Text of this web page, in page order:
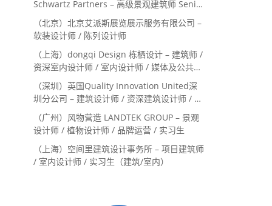
Schwartz Partners – 高级景观建筑师 Senior
Landscape Designer / 景观建筑师
Landscape Designer
（北京）北京艾派斯展览展示服务有限公司 –
软装设计师 / 陈列设计师
（上海）dongqi Design 栋栖设计 – 建筑师 /
资深室内设计师 / 室内设计师 / 媒体及公共关
系主管 / 设计实习生（常年招聘）
（深圳）英国Quality Innovation United深
圳分公司 – 建筑设计师 / 资深建筑设计师 / 室
内设计师 / 设计实习生
（广州）风物营造 LANDTEK GROUP – 景观
设计师 / 植物设计师 / 品牌运营 / 实习生
（上海）空间里建筑设计事务所 – 项目建筑师
/ 室内设计师 / 实习生（建筑/室内）